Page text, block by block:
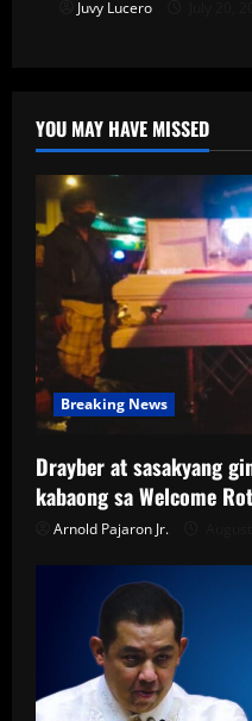
Juvy Lucero
YOU MAY HAVE MISSED
Breaking News
Drayber at sasakyang
kabaong sa Welcome
Arnold Pajaron Jr.